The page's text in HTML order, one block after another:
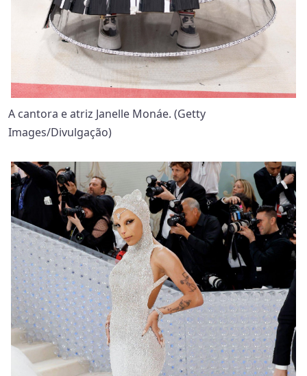
A cantora e atriz Janelle Monáe. (Getty
Images/Divulgação)